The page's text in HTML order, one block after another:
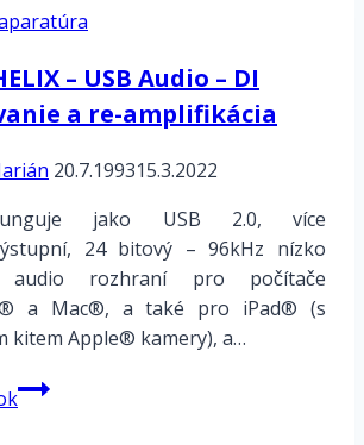
4x
moduly
+
Digitech
+
Two
Notes
Torpedo
Live
– USB Audio – DI
a re-amplifikácia
20.7.199315.3.2022
jako USB 2.0, více
24 bitový – 96kHz nízko
audio rozhraní pro počítače
a Mac®, a také pro iPad® (s
kitem Apple® kamery), a…
Line6
HELIX